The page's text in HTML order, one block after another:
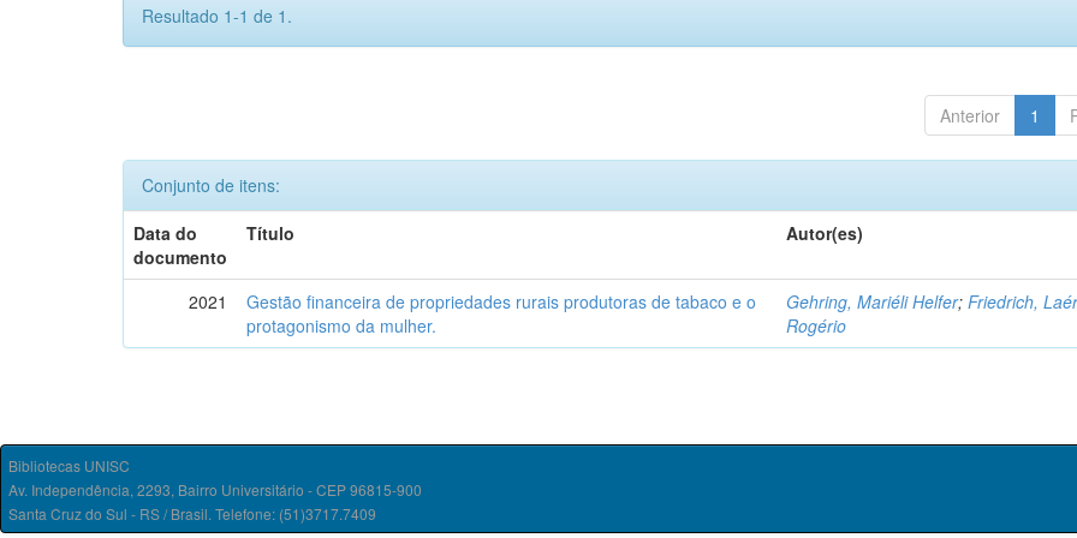
Resultado 1-1 de 1.
Anterior 1
Conjunto de itens:
Data do
documento
Título Autor(es)
2021
Gestão financeira de propriedades rurais produtoras de tabaco e o
protagonismo da mulher.
Gehring, Mariéli Helfer;Friedrich,
Rogério
Bibliotecas UNISC
Av. Independência, 2293, Bairro Universitário - CEP 96815-900
Santa Cruz do Sul - RS / Brasil. Telefone: (51)3717.7409